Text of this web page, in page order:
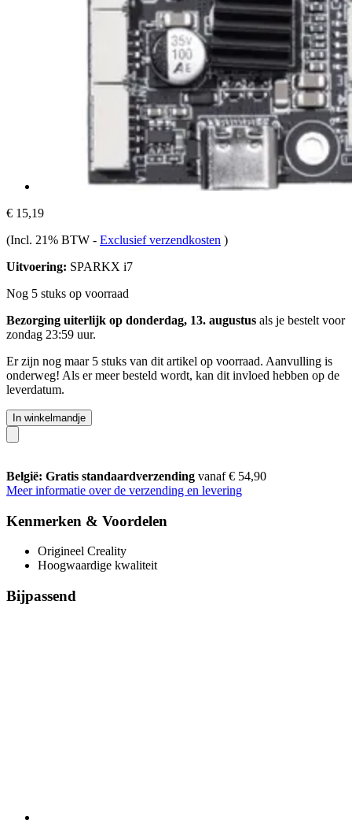
€ 15,19
(Incl. 21% BTW - Exclusief verzendkosten )
Uitvoering: SPARKX i7
Nog 5 stuks op voorraad
Bezorging uiterlijk op donderdag, 13. augustus als je bestelt voor
zondag 23:59 uur.
Er zijn nog maar 5 stuks van dit artikel op voorraad. Aanvulling is
onderweg! Als er meer besteld wordt, kan dit invloed hebben op de
leverdatum.
In winkelmandje
België: Gratis standaardverzending vanaf € 54,90
Meer informatie over de verzending en levering
Kenmerken & Voordelen
Origineel Creality
Hoogwaardige kwaliteit
Bijpassend